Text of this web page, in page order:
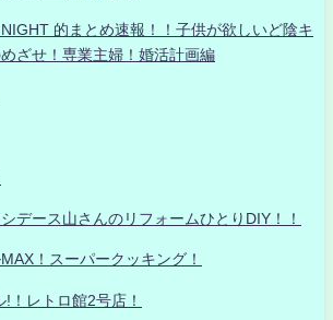
的まとめ速報！！子供が欲しいど陰キ
ざせ！専業主婦！婚活計画編
デース山さんのリフォームひとりDIY！！
！スーパークッキング！
！レトロ館2号店！